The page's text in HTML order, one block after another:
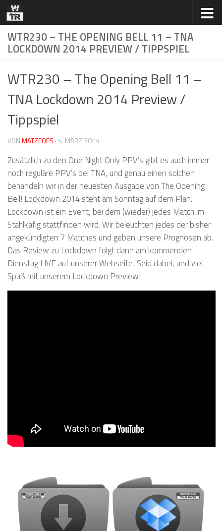
Zum Inhalt springen
WTR230 – THE OPENING BELL 11 – TNA
LOCKDOWN 2014 PREVIEW / TIPPSPIEL
WTR230 – The Opening Bell 11 –
TNA Lockdown 2014 Preview /
Tippspiel
VONMATZEOES · 5. MÄRZ 2014
Zusätzlich zu den One Night Only PPV’s gibt es auch immer
noch reguläre PPV’s bei TNA, und genau einen solchen
behandeln wir in der neuesten Ausgabe von The Opening
Bell! Lockdown 2014 steht am Sonntag auf dem Plan.
Lockdown ist ein Event, bei dem (wieder) jedes Match im
Stahlkäfig stattfinden wird. Wir beleuchten jedes der bisher
angekündigten 7 Matches und geben unsere Prognosen ab.
Das Review zu Lockdown folgt dann am kommenden
Dienstag LIVE auf unserer Webseite! Seid dabei, und viel
Spaß mit unserem Lockdown Preview!